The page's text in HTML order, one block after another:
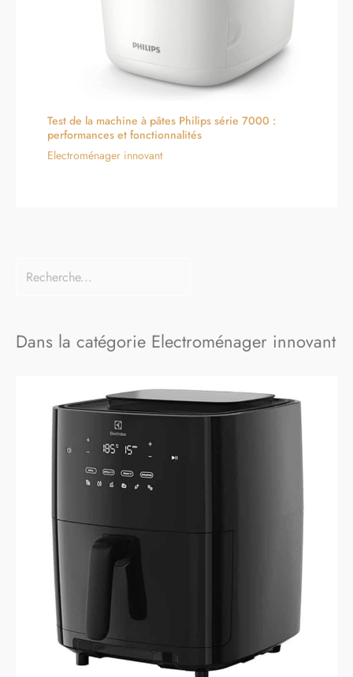
Test de la machine à pâtes Philips série 7000 :
performances et fonctionnalités
Electroménager innovant
Dans la catégorie Electroménager innovant